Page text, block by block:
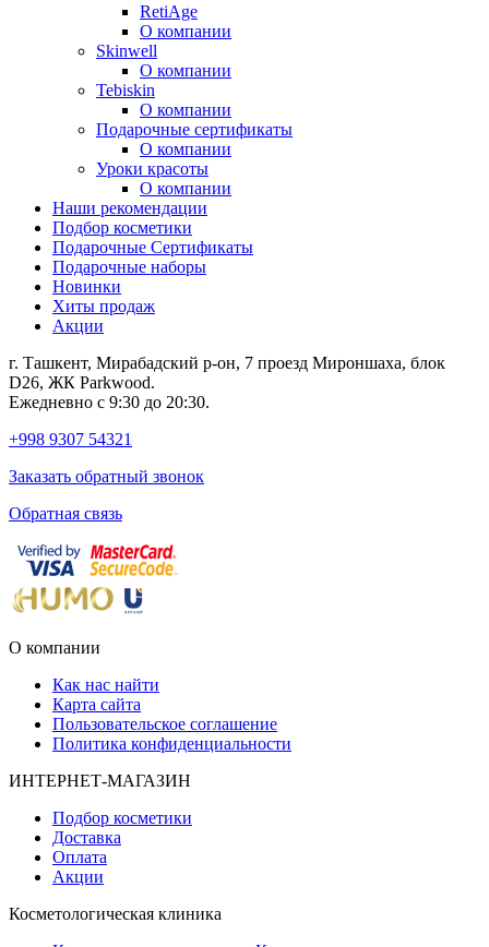
RetiAge
О компании
Skinwell
О компании
Tebiskin
О компании
Подарочные сертификаты
О компании
Уроки красоты
О компании
Наши рекомендации
Подбор косметики
Подарочные Сертификаты
Подарочные наборы
Новинки
Хиты продаж
Акции
г. Ташкент, Мирабадский р-он, 7 проезд Мироншаха, блок
D26, ЖК Раrkwood.
Ежедневно с 9:30 до 20:30.
+998 9307 54321
Заказать обратный звонок
Обратная связь
О компании
Как нас найти
Карта сайта
Пользовательское соглашение
Политика конфиденциальности
ИНТЕРНЕТ-МАГАЗИН
Подбор косметики
Доставка
Оплата
Акции
Косметологическая клиника